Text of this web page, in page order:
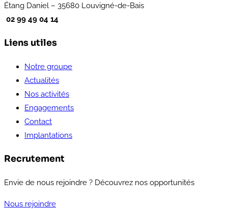
Étang Daniel – 35680 Louvigné-de-Bais
02 99 49 04 14
Liens utiles
Notre groupe
Actualités
Nos activités
Engagements
Contact
Implantations
Recrutement
Envie de nous rejoindre ? Découvrez nos opportunités
Nous rejoindre